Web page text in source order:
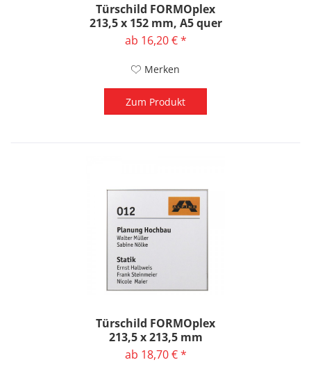
Türschild FORMOplex
213,5 x 152 mm, A5 quer
ab 16,20 € *
Merken
Zum Produkt
Türschild FORMOplex
213,5 x 213,5 mm
ab 18,70 € *